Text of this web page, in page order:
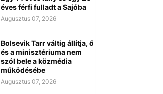
éves férfi fulladt a Sajóba
Augusztus 07, 2026
Bolsevik Tarr váltig állítja, ő
és a minisztériuma nem
szól bele a közmédia
működésébe
Augusztus 07, 2026